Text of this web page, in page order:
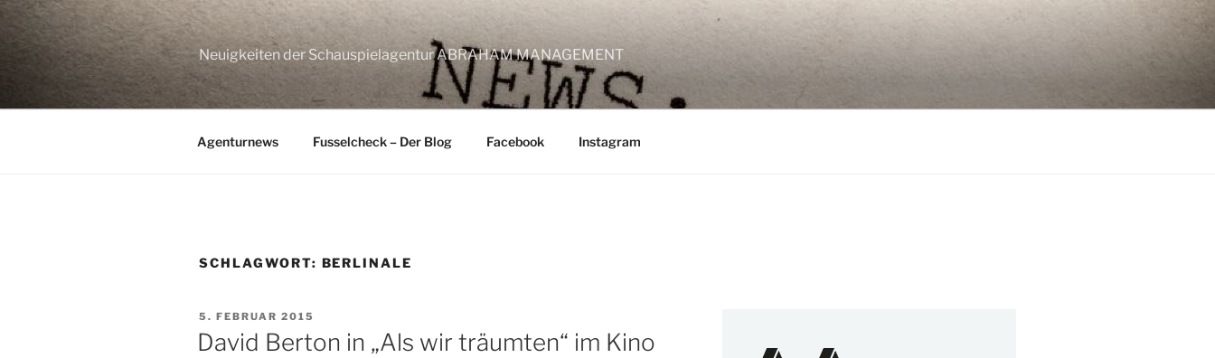
Zum
Inhalt
springen
Neuigkeiten der Schauspielagentur ABRAHAM MANAGEMENT
Agenturnews Fusselcheck – Der Blog Facebook Instagram
SCHLAGWORT: BERLINALE
VERÖFFENTLICHT
AM
5. FEBRUAR 2015
David Berton in „Als wir träumten“ im Kino